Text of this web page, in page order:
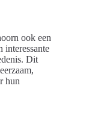
ook een
interessante
Dit
hun